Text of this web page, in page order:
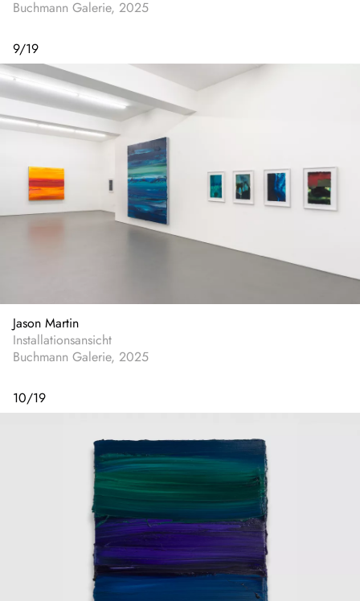
Buchmann Galerie, 2025
9/19
Jason Martin
Installationsansicht
Buchmann Galerie, 2025
10/19